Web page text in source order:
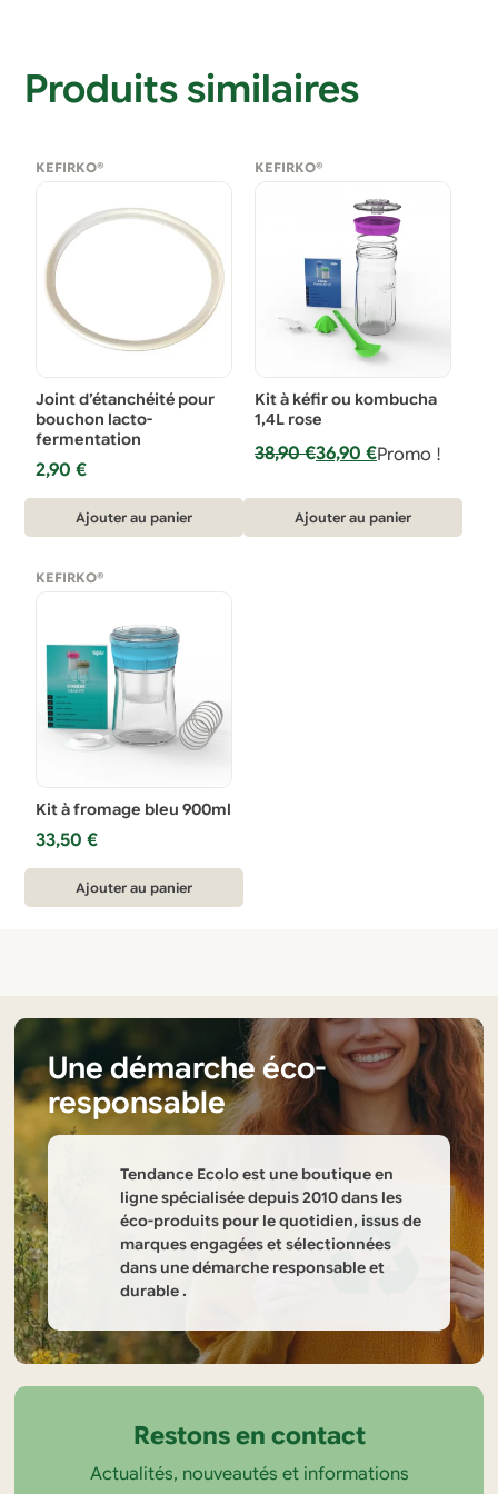
Produits similaires
KEFIRKO®
Joint d’étanchéité pour
bouchon lacto-
fermentation
2,90€
Ajouter au panier
KEFIRKO®
Kit à kéfir ou kombucha
1,4L rose
38,90€
Le
initial
était :
38,90 €.
36,90 €
Le
actuel
36,90 €.
Promo !
Ajouter au panier
KEFIRKO®
Kit à fromage bleu 900ml
33,50€
Ajouter au panier
Informations
sur
boutique
Une démarche éco-
responsable
Tendance Ecolo est une boutique en
ligne spécialisée depuis 2010 dans les
éco-produits pour le quotidien, issus de
marques engagées et sélectionnées
dans une démarche responsable et
durable .
Restons en contact
Actualités, nouveautés et informations